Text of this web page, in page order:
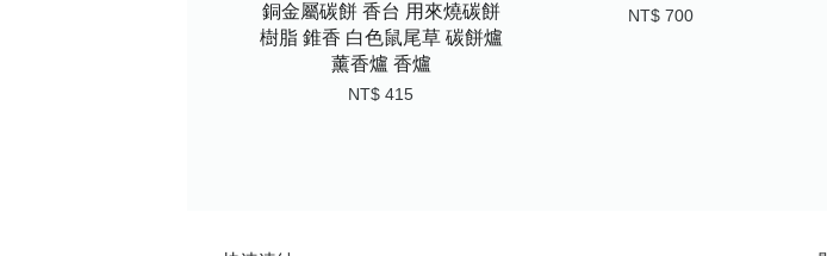
銅金屬碳餅 香台 用來燒碳餅
樹脂 錐香 白色鼠尾草 碳餅爐
薰香爐 香爐
NT$ 415
NT$ 700